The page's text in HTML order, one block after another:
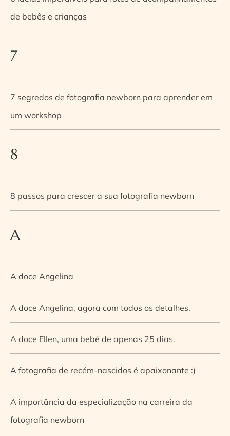
de bebês e crianças
7
7 segredos de fotografia newborn para aprender em
um workshop
8
8 passos para crescer a sua fotografia newborn
A
A doce Angelina
A doce Angelina, agora com todos os detalhes.
A doce Ellen, uma bebê de apenas 25 dias.
A fotografia de recém-nascidos é apaixonante :)
A importância da especialização na carreira da
fotografia newborn